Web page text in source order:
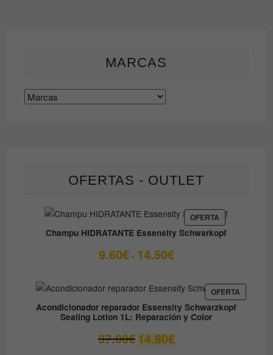
de
MARCAS
OFERTAS - OUTLET
OFERTA PRODUCTO
EN
OFERTA
Champu HIDRATANTE Essensity Schwarkopf
9.60€ - 14.50€Rango
desde
9.60€
hasta
14.50€
OFERTA
EN
Acondicionador reparador Essensity Schwarzkopf
Sealing Lotion 1L: Reparación y Color
37.00€ El
precio
14.80€El
precio